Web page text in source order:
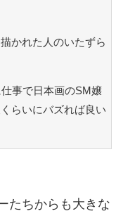
かれた人のいたずら
事で日本画のSM嬢
らいにバズれば良い
たちからも大きな